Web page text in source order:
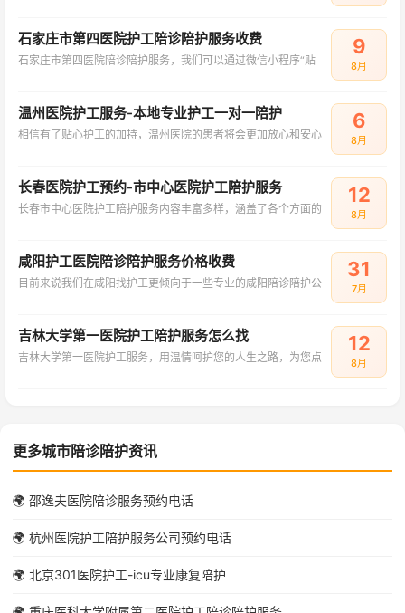
石家庄市第四医院护工陪诊陪护服务收费
石家庄市第四医院陪诊陪护服务，我们可以通过微信小程序“贴
9
8月
温州医院护工服务-本地专业护工一对一陪护
相信有了贴心护工的加持，温州医院的患者将会更加放心和安心
6
8月
长春医院护工预约-市中心医院护工陪护服务
长春市中心医院护工陪护服务内容丰富多样，涵盖了各个方面的
12
8月
咸阳护工医院陪诊陪护服务价格收费
目前来说我们在咸阳找护工更倾向于一些专业的咸阳陪诊陪护公
31
7月
吉林大学第一医院护工陪护服务怎么找
吉林大学第一医院护工服务，用温情呵护您的人生之路，为您点
12
8月
更多城市陪诊陪护资讯
🌍 邵逸夫医院陪诊服务预约电话
🌍 杭州医院护工陪护服务公司预约电话
🌍 北京301医院护工-icu专业康复陪护